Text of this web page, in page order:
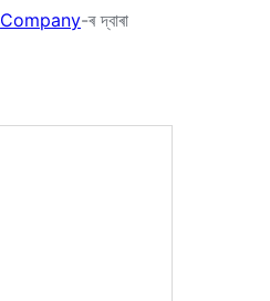
Company-ৰ দ্বাৰা